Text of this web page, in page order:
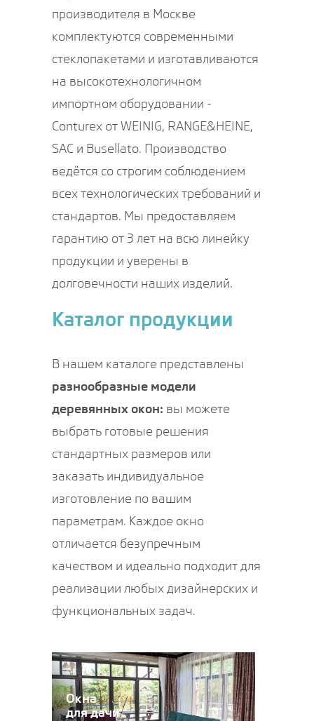
производителя в Москве
комплектуются современными
стеклопакетами и изготавливаются
на высокотехнологичном
импортном оборудовании -
Conturex от WEINIG, RANGE&HEINE,
SAC и Busellato. Производство
ведётся со строгим соблюдением
всех технологических требований и
стандартов. Мы предоставляем
гарантию от 3 лет на всю линейку
продукции и уверены в
долговечности наших изделий.
Каталог продукции
В нашем каталоге представлены
разнообразные модели
деревянных окон: вы можете
выбрать готовые решения
стандартных размеров или
заказать индивидуальное
изготовление по вашим
параметрам. Каждое окно
отличается безупречным
качеством и идеально подходит для
реализации любых дизайнерских и
функциональных задач.
Окна
для дачи